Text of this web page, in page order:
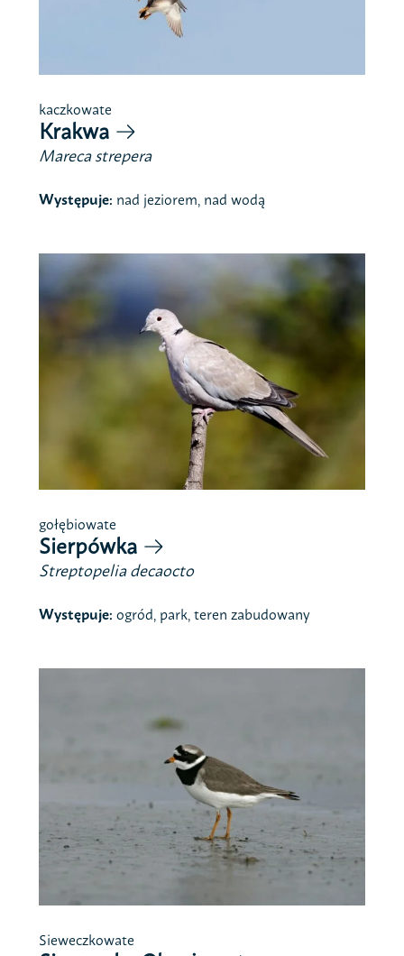
kaczkowate
Krakwa
Mareca strepera
Występuje: nad jeziorem, nad wodą
gołębiowate
Sierpówka
Streptopelia decaocto
Występuje: ogród, park, teren zabudowany
Sieweczkowate